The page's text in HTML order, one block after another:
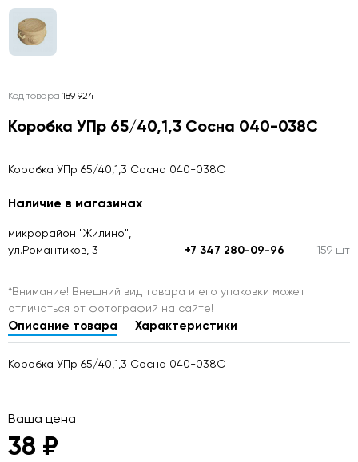
Код товара 189 924
Коробка УПр 65/40,1,3 Сосна 040-038С
Коробка УПр 65/40,1,3 Сосна 040-038С
Наличие в магазинах
микрорайон "Жилино",
ул.Романтиков, 3
+7 347 280-09-96 159 шт
*Внимание! Внешний вид товара и его упаковки может
отличаться от фотографий на сайте!
Описание товара Характеристики
Коробка УПр 65/40,1,3 Сосна 040-038С
Ваша цена
38 ₽